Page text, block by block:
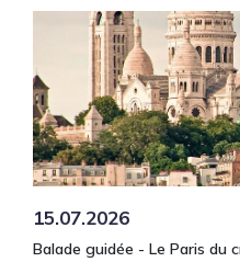
15.07.2026
Balade guidée - Le Paris du